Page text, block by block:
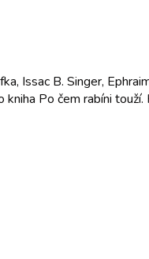
Issac B. Singer,
Po čem rabíni